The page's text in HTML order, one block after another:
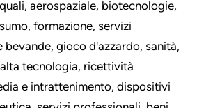
aerospaziale, biotecnologie,
formazione, servizi
bevande, gioco d'azzardo, sanità,
tecnologia, ricettività
e intrattenimento, dispositivi